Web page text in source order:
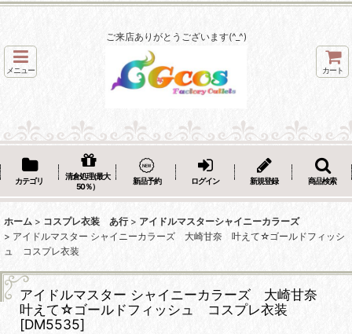
ご来店ありがとうございます(^_^)
メニュー カート
カテゴリ
清倉処理(最大
50％）
新品予約 ログイン 新規登録 商品検索
ホーム > コスプレ衣装 あ行 > アイドルマスターシャイニーカラーズ
> アイドルマスター シャイニーカラーズ 大崎甘奈 叶えて☆ゴールドフィッシ
ュ コスプレ衣装
アイドルマスター シャイニーカラーズ 大崎甘奈
叶えて☆ゴールドフィッシュ コスプレ衣装
[DM5535]